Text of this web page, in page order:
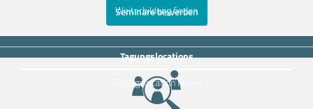
Seminare bewerben
Weiterbildung finden
Tagungslocations
Tagungslocation finden